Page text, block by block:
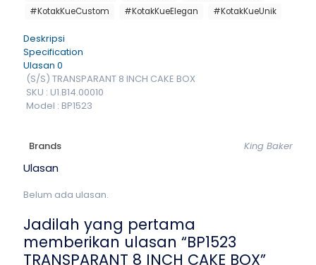
#KotakKueCustom
#KotakKueElegan #KotakKueUnik
Deskripsi
Specification
Ulasan 0
(S/S) TRANSPARANT 8 INCH CAKE BOX
SKU : U1.B14.00010
Model : BP1523
Brands King Baker
Ulasan
Belum ada ulasan.
Jadilah yang pertama
memberikan ulasan “BP1523
TRANSPARANT 8 INCH CAKE BOX”